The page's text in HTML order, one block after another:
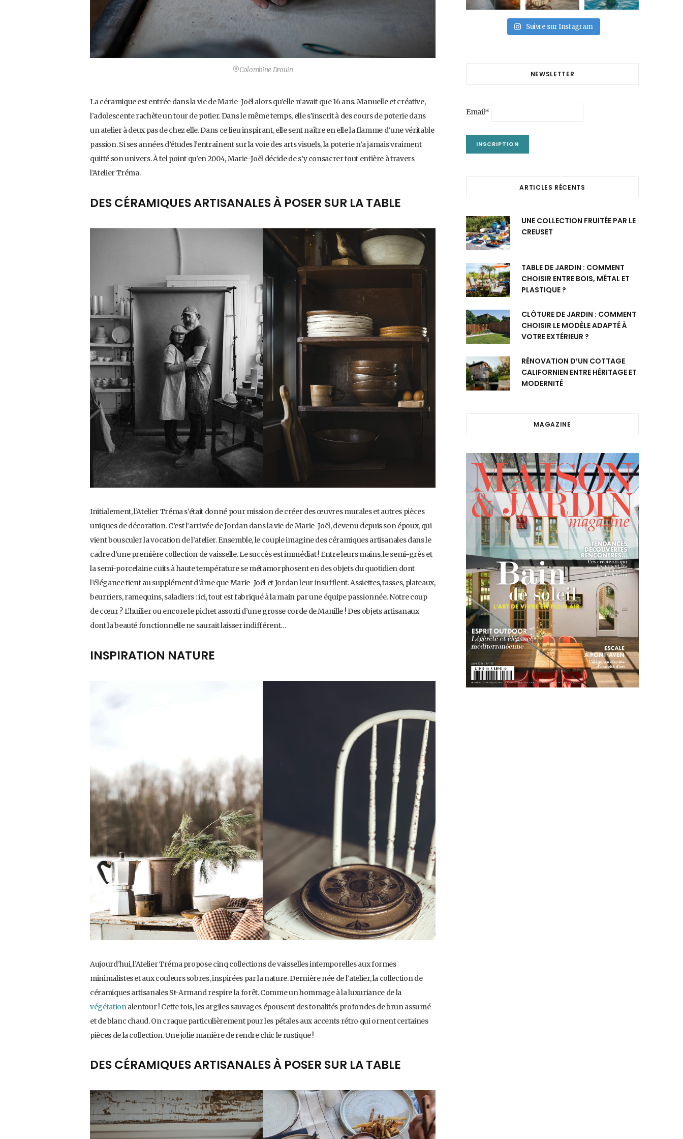
®Colombine Drouin
La céramique est entrée dans la vie de Marie-Joël alors qu’elle n’avait que 16 ans. Manuelle et créative,
l’adolescente rachète un tour de potier. Dans le même temps, elle s’inscrit à des cours de poterie dans
un atelier à deux pas de chez elle. Dans ce lieu inspirant, elle sent naître en elle la flamme d’une véritable
passion. Si ses années d’études l’entraînent sur la voie des arts visuels, la poterie n’a jamais vraiment
quitté son univers. À tel point qu’en 2004, Marie-Joël décide de s’y consacrer tout entière à travers
l’Atelier Tréma.
DES CÉRAMIQUES ARTISANALES À POSER SUR LA TABLE
Initialement, l’Atelier Tréma s’était donné pour mission de créer des œuvres murales et autres pièces
uniques de décoration. C’est l’arrivée de Jordan dans la vie de Marie-Joël, devenu depuis son époux, qui
vient bousculer la vocation de l’atelier. Ensemble, le couple imagine des céramiques artisanales dans le
cadre d’une première collection de vaisselle. Le succès est immédiat ! Entre leurs mains, le semi-grès et
la semi-porcelaine cuits à haute température se métamorphosent en des objets du quotidien dont
l’élégance tient au supplément d’âme que Marie-Joël et Jordan leur insufflent. Assiettes, tasses, plateaux,
beurriers, ramequins, saladiers : ici, tout est fabriqué à la main par une équipe passionnée. Notre coup
de cœur ? L’huilier ou encore le pichet assorti d’une grosse corde de Manille ! Des objets artisanaux
dont la beauté fonctionnelle ne saurait laisser indifférent…
INSPIRATION NATURE
Aujourd’hui, l’Atelier Tréma propose cinq collections de vaisselles intemporelles aux formes
minimalistes et aux couleurs sobres, inspirées par la nature. Dernière née de l’atelier, la collection de
céramiques artisanales St-Armand respire la forêt. Comme un hommage à la luxuriance de la
végétation alentour ! Cette fois, les argiles sauvages épousent des tonalités profondes de brun assumé
et de blanc chaud. On craque particulièrement pour les pétales aux accents rétro qui ornent certaines
pièces de la collection. Une jolie manière de rendre chic le rustique !
DES CÉRAMIQUES ARTISANALES À POSER SUR LA TABLE
Suivre sur Instagram
NEWSLETTER
Email*
ARTICLES RÉCENTS
UNE COLLECTION FRUITÉE PAR LE
CREUSET
TABLE DE JARDIN : COMMENT
CHOISIR ENTRE BOIS, MÉTAL ET
PLASTIQUE ?
CLÔTURE DE JARDIN : COMMENT
CHOISIR LE MODÈLE ADAPTÉ À
VOTRE EXTÉRIEUR ?
RÉNOVATION D’UN COTTAGE
CALIFORNIEN ENTRE HÉRITAGE ET
MODERNITÉ
MAGAZINE